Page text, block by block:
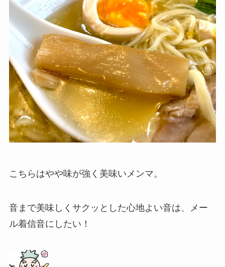
こちらはやや味が強く美味いメンマ。
音まで美味しくサクッとした心地よい音は、メー
ル着信音にしたい！